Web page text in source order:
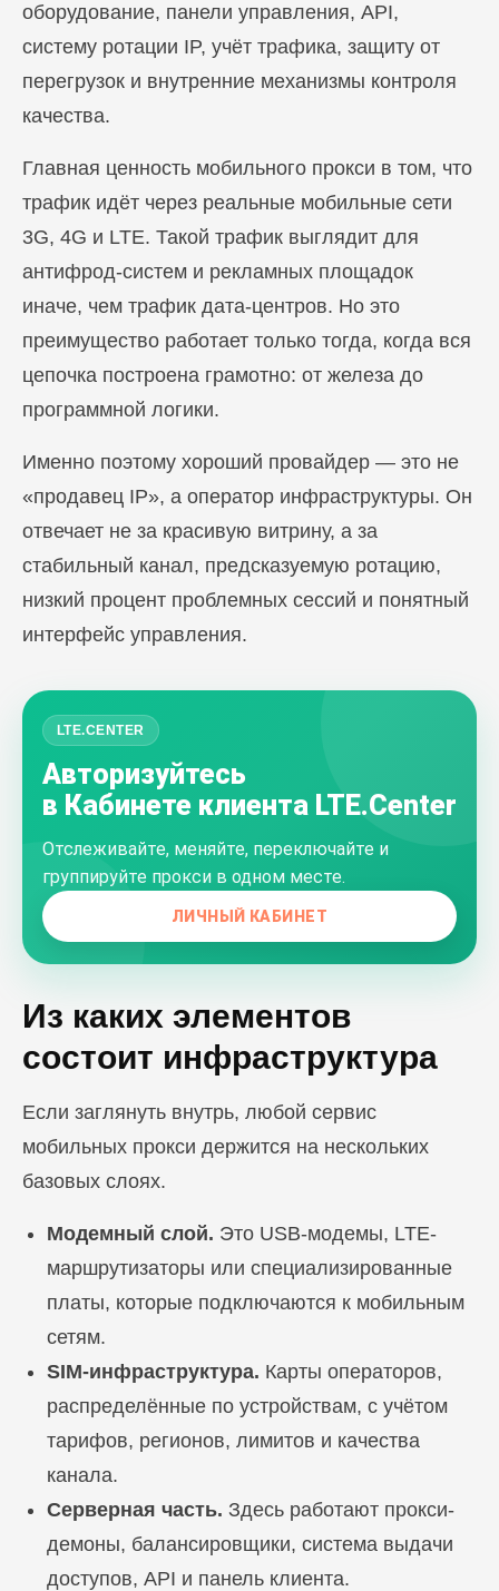
оборудование, панели управления, API,
систему ротации IP, учёт трафика, защиту от
перегрузок и внутренние механизмы контроля
качества.
Главная ценность мобильного прокси в том, что
трафик идёт через реальные мобильные сети
3G, 4G и LTE. Такой трафик выглядит для
антифрод-систем и рекламных площадок
иначе, чем трафик дата-центров. Но это
преимущество работает только тогда, когда вся
цепочка построена грамотно: от железа до
программной логики.
Именно поэтому хороший провайдер — это не
«продавец IP», а оператор инфраструктуры. Он
отвечает не за красивую витрину, а за
стабильный канал, предсказуемую ротацию,
низкий процент проблемных сессий и понятный
интерфейс управления.
LTE.CENTER
Авторизуйтесь
в Кабинете клиента LTE.Center
Отслеживайте, меняйте, переключайте и
группируйте прокси в одном месте.
ЛИЧНЫЙ КАБИНЕТ
Из каких элементов
состоит инфраструктура
Если заглянуть внутрь, любой сервис
мобильных прокси держится на нескольких
базовых слоях.
Модемный слой. Это USB-модемы, LTE-
маршрутизаторы или специализированные
платы, которые подключаются к мобильным
сетям.
SIM-инфраструктура. Карты операторов,
распределённые по устройствам, с учётом
тарифов, регионов, лимитов и качества
канала.
Серверная часть. Здесь работают прокси-
демоны, балансировщики, система выдачи
доступов, API и панель клиента.